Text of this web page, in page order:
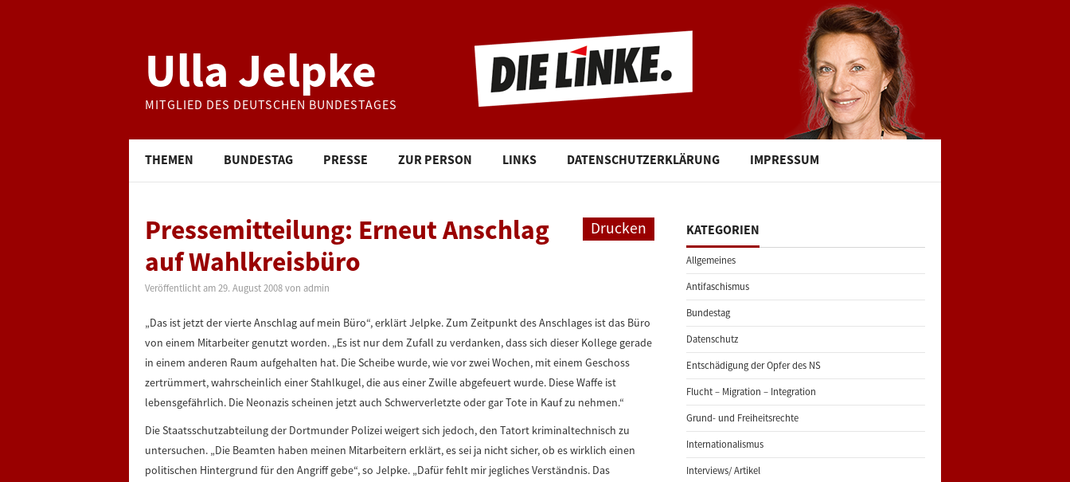
Ulla Jelpke
MITGLIED DES DEUTSCHEN BUNDESTAGES
THEMEN BUNDESTAG PRESSE ZUR PERSON LINKS DATENSCHUTZERKLÄRUNG IMPRESSUM
Drucken
Pressemitteilung: Erneut Anschlag
auf Wahlkreisbüro
Veröffentlicht am 29. August 2008 von admin
„Das ist jetzt der vierte Anschlag auf mein Büro“, erklärt Jelpke. Zum Zeitpunkt des Anschlages ist das Büro
von einem Mitarbeiter genutzt worden. „Es ist nur dem Zufall zu verdanken, dass sich dieser Kollege gerade
in einem anderen Raum aufgehalten hat. Die Scheibe wurde, wie vor zwei Wochen, mit einem Geschoss
zertrümmert, wahrscheinlich einer Stahlkugel, die aus einer Zwille abgefeuert wurde. Diese Waffe ist
lebensgefährlich. Die Neonazis scheinen jetzt auch Schwerverletzte oder gar Tote in Kauf zu nehmen.“
Die Staatsschutzabteilung der Dortmunder Polizei weigert sich jedoch, den Tatort kriminaltechnisch zu
untersuchen. „Die Beamten haben meinen Mitarbeitern erklärt, es sei ja nicht sicher, ob es wirklich einen
politischen Hintergrund für den Angriff gebe“, so Jelpke. „Dafür fehlt mir jegliches Verständnis. Das
KATEGORIEN
Allgemeines
Antifaschismus
Bundestag
Datenschutz
Entschädigung der Opfer des NS
Flucht – Migration – Integration
Grund- und Freiheitsrechte
Internationalismus
Interviews/ Artikel